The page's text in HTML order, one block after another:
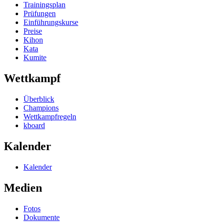
Trainingsplan
Prüfungen
Einführungskurse
Preise
Kihon
Kata
Kumite
Wettkampf
Überblick
Champions
Wettkampfregeln
kboard
Kalender
Kalender
Medien
Fotos
Dokumente